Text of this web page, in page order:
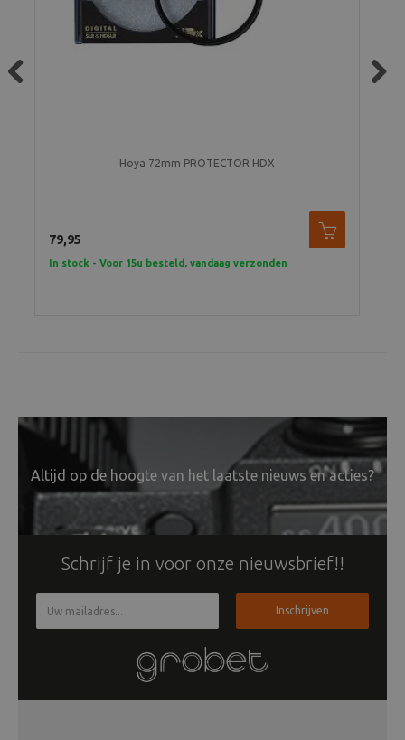
Hoya 72mm PROTECTOR HDX
79,95
In stock - Voor 15u besteld, vandaag verzonden
Altijd op de hoogte van het laatste nieuws en acties?
Schrijf je in voor onze nieuwsbrief!!
Inschrijven